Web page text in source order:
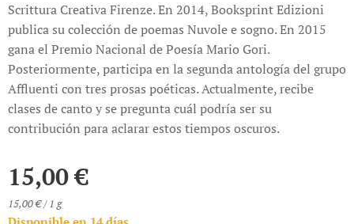
Scrittura Creativa Firenze. En 2014, Booksprint Edizioni
publica su colección de poemas Nuvole e sogno. En 2015
gana el Premio Nacional de Poesía Mario Gori.
Posteriormente, participa en la segunda antología del grupo
Affluenti con tres prosas poéticas. Actualmente, recibe
clases de canto y se pregunta cuál podría ser su
contribución para aclarar estos tiempos oscuros.
15,00€
15,00 € / 1 g